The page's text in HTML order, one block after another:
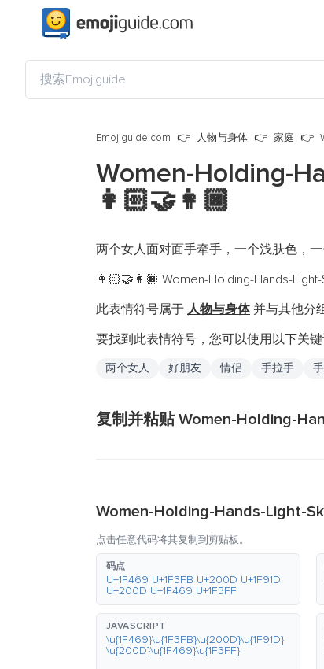
Emojiguide.com 人物与身体 家庭
Women-Holding-
👩🏻‍🤝‍👩🏿
两个女人面对面手牵手，一个浅肤色，
👩🏻‍🤝‍👩🏿 Women-Holding-Hands-
此表情符号属于 人物与身体并与其他分
要找到此表情符号，您可以使用以下关键
两个女人 好朋友 情侣 手拉手
复制并粘贴 Women-Holding-
Women-Holding-Hands-Light-
点击任意代码将其复制到剪贴板。
码点
U+1F469 U+1F3FB U+200D U+1F91D
U+200D U+1F469 U+1F3FF
JAVASCRIPT
\u{1F469}\u{1F3FB}\u{200D}\u{1F91D}
\u{200D}\u{1F469}\u{1F3FF}